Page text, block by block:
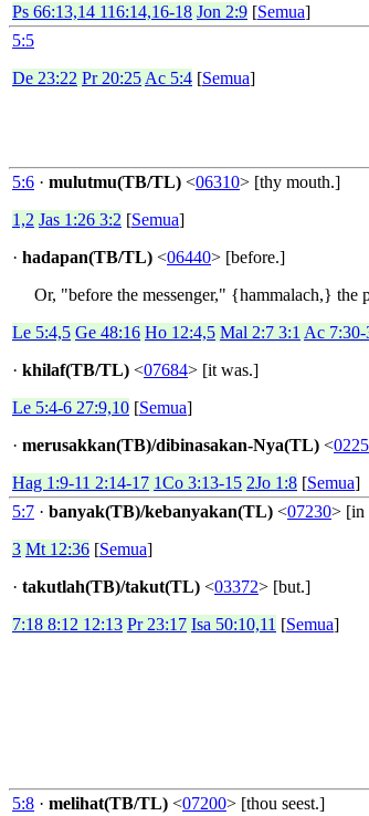
Ps 66:13,14 116:14,16-18 Jon 2:9 [Semua]
5:5
De 23:22 Pr 20:25 Ac 5:4 [Semua]
5:6 · mulutmu(TB/TL) <06310> [thy mouth.]
1,2 Jas 1:26 3:2 [Semua]
· hadapan(TB/TL) <06440> [before.]
Or, "before the messenger," {hammalach,} the
Le 5:4,5 Ge 48:16 Ho 12:4,5 Mal 2:7 3:1 Ac 7:30-
· khilaf(TB/TL) <07684> [it was.]
Le 5:4-6 27:9,10 [Semua]
· merusakkan(TB)/dibinasakan-Nya(TL) <
Hag 1:9-11 2:14-17 1Co 3:13-15 2Jo 1:8 [Semua]
5:7 · banyak(TB)/kebanyakan(TL) <07230> [in
3 Mt 12:36 [Semua]
· takutlah(TB)/takut(TL) <03372> [but.]
7:18 8:12 12:13 Pr 23:17 Isa 50:10,11 [Semua]
5:8 · melihat(TB/TL) <07200> [thou seest.]